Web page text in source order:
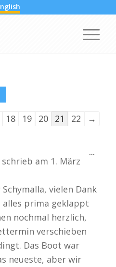
18 19 20 21 22
→
schrieb am 1. März
vielen Dank
alles prima geklappt
nochmal herzlich,
verschieben
Das Boot war
neueste, aber wir
...